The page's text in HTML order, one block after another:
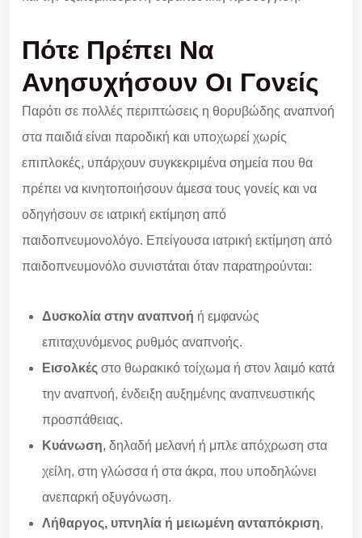
Πότε Πρέπει Να
Ανησυχήσουν Οι Γονείς
Παρότι σε πολλές περιπτώσεις η θορυβώδης αναπνοή
στα παιδιά είναι παροδική και υποχωρεί χωρίς
επιπλοκές, υπάρχουν συγκεκριμένα σημεία που θα
πρέπει να κινητοποιήσουν άμεσα τους γονείς και να
οδηγήσουν σε ιατρική εκτίμηση από
παιδοπνευμονολόγο. Επείγουσα ιατρική εκτίμηση από
παιδοπνευμονόλο συνιστάται όταν παρατηρούνται:
Δυσκολία στην αναπνοή ή εμφανώς
επιταχυνόμενος ρυθμός αναπνοής.
Εισολκές στο θωρακικό τοίχωμα ή στον λαιμό κατά
την αναπνοή, ένδειξη αυξημένης αναπνευστικής
προσπάθειας.
Κυάνωση, δηλαδή μελανή ή μπλε απόχρωση στα
χείλη, στη γλώσσα ή στα άκρα, που υποδηλώνει
ανεπαρκή οξυγόνωση.
Λήθαργος, υπνηλία ή μειωμένη ανταπόκριση,